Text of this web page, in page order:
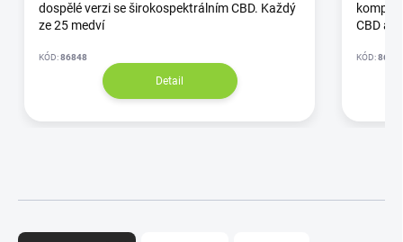
dospělé verzi se širokospektrálním CBD. Každý
ze 25 medví
KÓD:86848
Detail
CBD a
KÓD: